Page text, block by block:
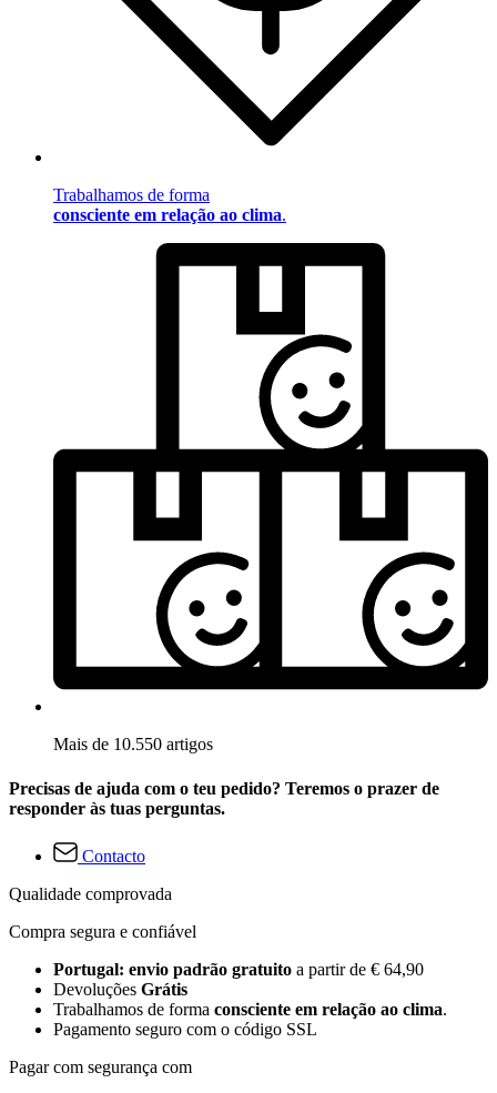
Trabalhamos de forma
consciente em relação ao clima.
Mais de 10.550 artigos
Precisas de ajuda com o teu pedido? Teremos o prazer de
responder às tuas perguntas.
Contacto
Qualidade comprovada
Compra segura e confiável
Portugal: envio padrão gratuito a partir de € 64,90
Devoluções Grátis
Trabalhamos de forma consciente em relação ao clima.
Pagamento seguro com o código SSL
Pagar com segurança com